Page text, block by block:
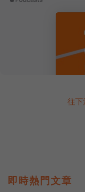
往下
即時熱門文章